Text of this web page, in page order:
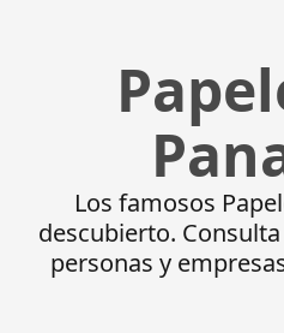
Los famosos
descubierto.
personas y